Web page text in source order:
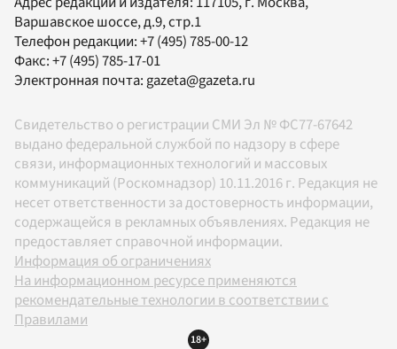
Варшавское шоссе, д.9, стр.1
Телефон редакции:+7 (495) 785-00-12
Факс:+7 (495) 785-17-01
Электронная почта: gazeta@gazeta.ru
Свидетельство о регистрации СМИ Эл № ФС77-67642
выдано федеральной службой по надзору в сфере
связи, информационных технологий и массовых
коммуникаций (Роскомнадзор) 10.11.2016 г. Редакция не
несет ответственности за достоверность информации,
содержащейся в рекламных объявлениях. Редакция не
предоставляет справочной информации.
Информация об ограничениях
На информационном ресурсе применяются
рекомендательные технологии в соответствии с
Правилами
18+